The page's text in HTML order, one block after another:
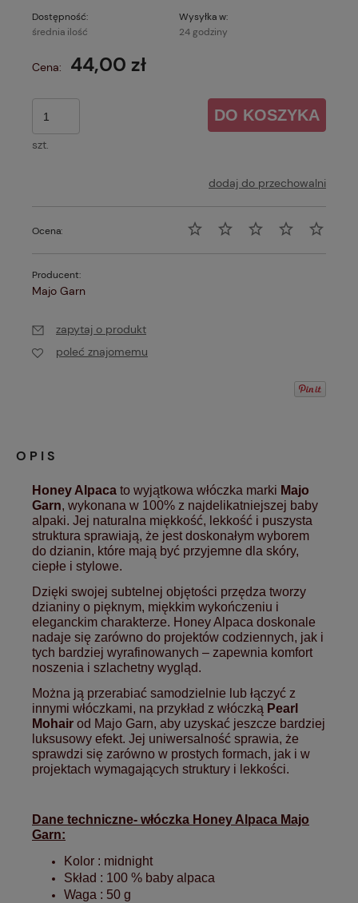
Dostępność:
średnia ilość
Wysyłka w:
24 godziny
Cena: 44,00 zł
szt.
DO KOSZYKA
dodaj do przechowalni
Ocena:
Producent:
Majo Garn
zapytaj o produkt
poleć znajomemu
OPIS
Honey Alpaca to wyjątkowa włóczka marki Majo
Garn, wykonana w 100% z najdelikatniejszej baby
alpaki. Jej naturalna miękkość, lekkość i puszysta
struktura sprawiają, że jest doskonałym wyborem
do dzianin, które mają być przyjemne dla skóry,
ciepłe i stylowe.
Dzięki swojej subtelnej objętości przędza tworzy
dzianiny o pięknym, miękkim wykończeniu i
eleganckim charakterze. Honey Alpaca doskonale
nadaje się zarówno do projektów codziennych, jak i
tych bardziej wyrafinowanych – zapewnia komfort
noszenia i szlachetny wygląd.
Można ją przerabiać samodzielnie lub łączyć z
innymi włóczkami, na przykład z włóczką Pearl
Mohair od Majo Garn, aby uzyskać jeszcze bardziej
luksusowy efekt. Jej uniwersalność sprawia, że
sprawdzi się zarówno w prostych formach, jak i w
projektach wymagających struktury i lekkości.
Dane techniczne- włóczka Honey Alpaca Majo
Garn:
Kolor : midnight
Skład : 100 % baby alpaca
Waga : 50 g